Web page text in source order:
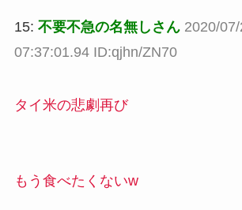
15: 不要不急の名無しさん 2020/
07:37:01.94 ID:qjhn/ZN70
タイ米の悲劇再び
もう食べたくないw